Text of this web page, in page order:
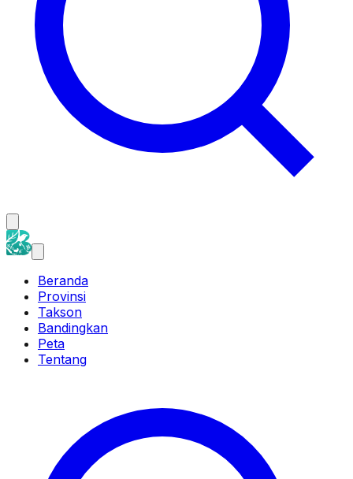
Beranda
Provinsi
Takson
Bandingkan
Peta
Tentang